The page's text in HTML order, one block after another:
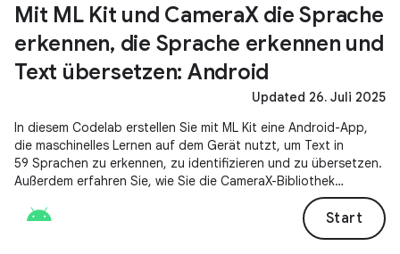
Mit ML Kit und CameraX die Sprache
erkennen, die Sprache erkennen und
Text übersetzen: Android
Updated 26. Juli 2025
In diesem Codelab erstellen Sie mit ML Kit eine Android-App,
die maschinelles Lernen auf dem Gerät nutzt, um Text in
59 Sprachen zu erkennen, zu identifizieren und zu übersetzen.
Außerdem erfahren Sie, wie Sie die CameraX-Bibliothek
einbinden, um diese Aufgaben über einen Echtzeit-Kamerafeed
auszuführen.
Start